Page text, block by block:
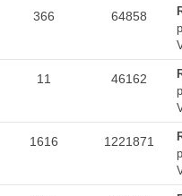
366 64858
11 46162
1616 1221871